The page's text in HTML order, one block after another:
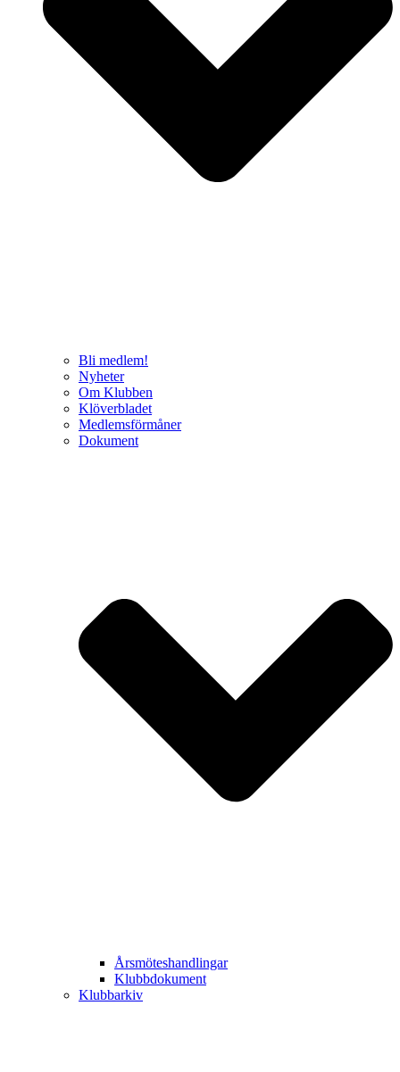
Bli medlem!
Nyheter
Om Klubben
Klöverbladet
Medlemsförmåner
Dokument
Årsmöteshandlingar
Klubbdokument
Klubbarkiv